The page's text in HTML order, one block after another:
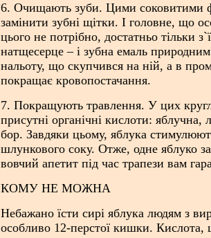
6. Очищають зуби. Цими соковитими
замінити зубні щітки. І головне, що
цього не потрібно, достатньо тільки
натщесерце – і зубна емаль
нальоту, що скупчився на ній, а в
покращає кровопостачання.
7. Покращують травлення. У цих
присутні органічні кислоти: яблучна,
бор. Завдяки цьому, яблука
шлункового соку. Отже, одне яблуко
вовчий апетит під час трапези вам
КОМУ НЕ МОЖНА
Небажано їсти сирі яблука людям з
особливо 12-перстої кишки. Кислота,